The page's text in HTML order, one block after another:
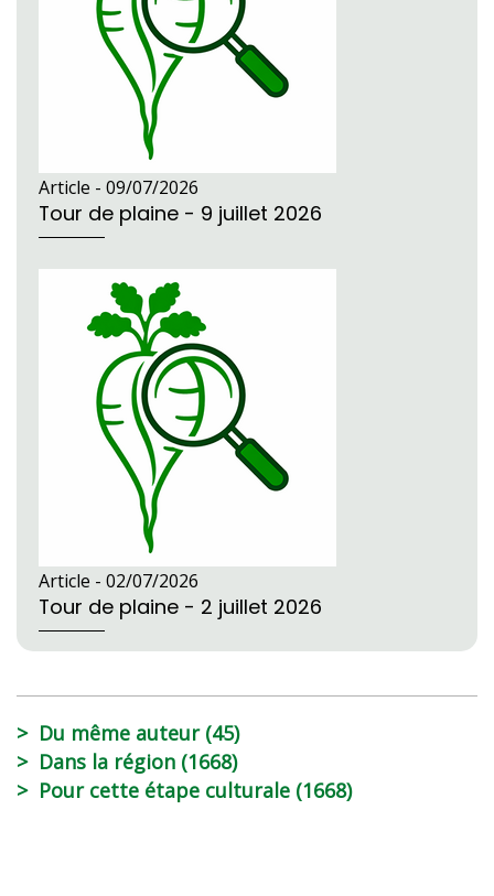
Article - 09/07/2026
Tour de plaine - 9 juillet 2026
Article - 02/07/2026
Tour de plaine - 2 juillet 2026
Du même auteur (45)
Dans la région (1668)
Pour cette étape culturale (1668)